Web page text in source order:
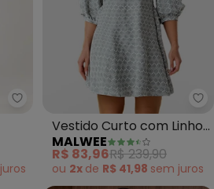
Cativa - Vestido Curto em
juros
Vestido Curto com Linho
(Verde)
MALWEE
R$ 83,96R$ 239,90
ou 2x de R$ 41,98 sem juros